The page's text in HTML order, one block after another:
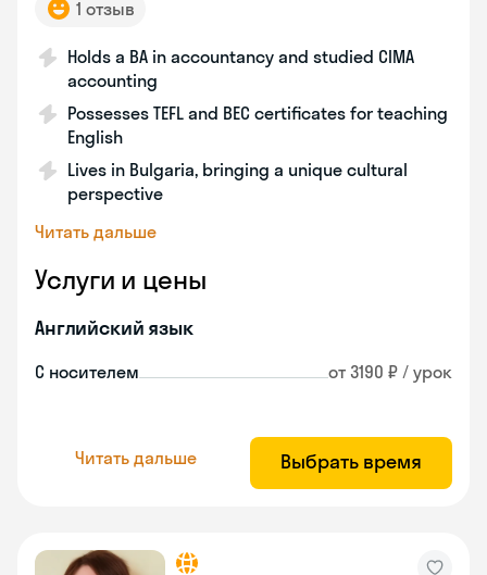
1 отзыв
Holds a BA in accountancy and studied CIMA
accounting
Possesses TEFL and BEC certificates for teaching
English
Lives in Bulgaria, bringing a unique cultural
perspective
Читать дальше
Услуги и цены
Английский язык
С носителем от 3190 ₽ / урок
Читать дальше Выбрать время